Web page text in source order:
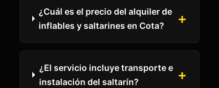
¿Cuál es el precio del alquiler de
inflables y saltarines en Cota?
+
¿El servicio incluye transporte e
instalación del saltarín?
+